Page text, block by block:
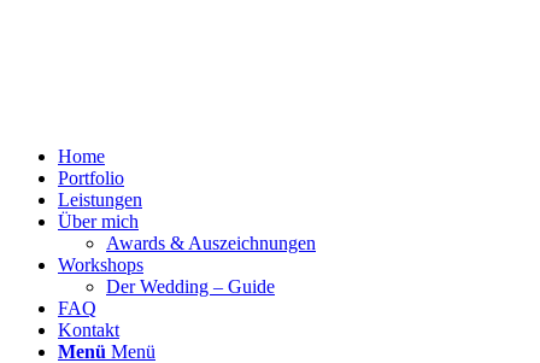
Home
Portfolio
Leistungen
Über mich
Awards & Auszeichnungen
Workshops
Der Wedding – Guide
FAQ
Kontakt
Menü Menü